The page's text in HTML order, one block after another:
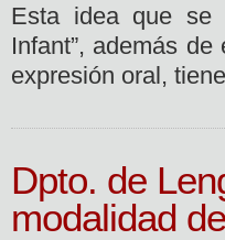
Esta idea que se
Infant”, además
expresión oral,
Dpto. de
modalidad